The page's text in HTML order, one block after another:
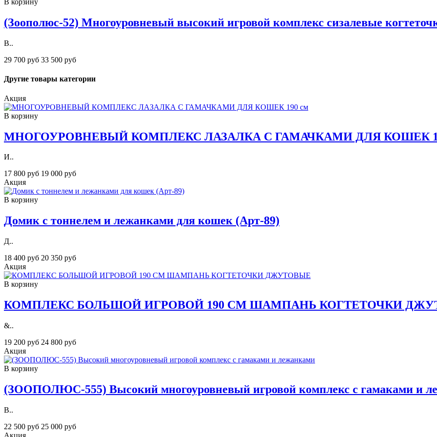
В корзину
(Зоополюс-52) Многоуровневый высокий игровой комплекс сизалевые
В..
29 700 руб 33 500 руб
Другие товары категории
Акция
В корзину
МНОГОУРОВНЕВЫЙ КОМПЛЕКС ЛАЗАЛКА С ГАМАЧКАМИ ДЛЯ КОШЕК
И..
17 800 руб 19 000 руб
Акция
В корзину
Домик с тоннелем и лежанками для кошек (Арт-89)
Д..
18 400 руб 20 350 руб
Акция
В корзину
КОМПЛЕКС БОЛЬШОЙ ИГРОВОЙ 190 СМ ШАМПАНЬ КОГТЕТОЧКИ
&..
19 200 руб 24 800 руб
Акция
В корзину
(ЗООПОЛЮС-555) Высокий многоуровневый игровой комплекс с гамаками и
В..
22 500 руб 25 000 руб
Акция